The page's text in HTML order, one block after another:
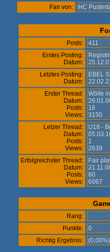
Fan von: HC
Posts:
411
Erstes Posting:
Datum:
Letztes Posting:
Datum:
EBEL
Erster Thread:
Datum:
Posts:
Views:
Wölfe
16
3150
Letzer Thread:
Datum:
Posts:
Views:
U18 -
1
2639
Erfolgreichster Thread:
Datum:
Posts:
Views:
Fair
60
6067
Rang:
Punkte:
0
Richtig Ergebnis: